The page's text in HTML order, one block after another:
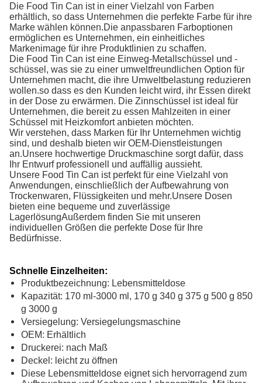
Die Food Tin Can ist in einer Vielzahl von Farben
erhältlich, so dass Unternehmen die perfekte Farbe für ihre
Marke wählen können.Die anpassbaren Farboptionen
ermöglichen es Unternehmen, ein einheitliches
Markenimage für ihre Produktlinien zu schaffen.
Die Food Tin Can ist eine Einweg-Metallschüssel und -
schüssel, was sie zu einer umweltfreundlichen Option für
Unternehmen macht, die ihre Umweltbelastung reduzieren
wollen.so dass es den Kunden leicht wird, ihr Essen direkt
in der Dose zu erwärmen. Die Zinnschüssel ist ideal für
Unternehmen, die bereit zu essen Mahlzeiten in einer
Schüssel mit Heizkomfort anbieten möchten.
Wir verstehen, dass Marken für Ihr Unternehmen wichtig
sind, und deshalb bieten wir OEM-Dienstleistungen
an.Unsere hochwertige Druckmaschine sorgt dafür, dass
Ihr Entwurf professionell und auffällig aussieht.
Unsere Food Tin Can ist perfekt für eine Vielzahl von
Anwendungen, einschließlich der Aufbewahrung von
Trockenwaren, Flüssigkeiten und mehr.Unsere Dosen
bieten eine bequeme und zuverlässige
LagerlösungAußerdem finden Sie mit unseren
individuellen Größen die perfekte Dose für Ihre
Bedürfnisse.
Schnelle Einzelheiten:
Produktbezeichnung: Lebensmitteldose
Kapazität: 170 ml-3000 ml, 170 g 340 g 375 g 500 g 850
g 3000 g
Versiegelung: Versiegelungsmaschine
OEM: Erhältlich
Druckerei: nach Maß
Deckel: leicht zu öffnen
Diese Lebensmitteldose eignet sich hervorragend zum